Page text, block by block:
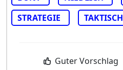
STRATEGIE
TAKTISCH
Guter Vorschlag